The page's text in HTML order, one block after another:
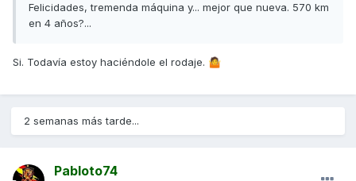
Felicidades, tremenda máquina y... mejor que nueva. 570 km
en 4 años?...
Si. Todavía estoy haciéndole el rodaje. 🤷
2 semanas más tarde...
Pabloto74